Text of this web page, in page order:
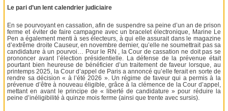
Le pari d’un lent calendrier judiciaire
En se pourvoyant en cassation, afin de suspendre sa peine d’un an de prison
ferme et éviter de faire campagne avec un bracelet électronique, Marine Le
Pen a également menti à ses électeurs, à qui elle assurait dans le magazine
d’extrême droite Causeur, en novembre dernier, qu’elle ne soumettrait pas sa
candidature à un pourvoi… Pour le RN , la Cour de cassation ne doit pas se
prononcer avant l’élection présidentielle. La défense de la prévenue était
pourtant bien heureuse de bénéficier d’un traitement de faveur lorsque, au
printemps 2025, la Cour d’appel de Paris a annoncé qu’elle ferait en sorte de
rendre sa décision « à l’été 2026 ». Un régime de faveur qui a permis à la
prévenue d’être à nouveau éligible, grâce à la clémence de la Cour d’appel,
mettant en avant le principe de « liberté de candidature » pour réduire la
peine d’inéligibilité à quinze mois ferme (ainsi que trente avec sursis).